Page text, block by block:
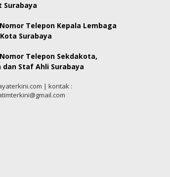
Surabaya
Telepon Kepala Lembaga
Surabaya
Telepon Sekdakota,
dan Staf Ahli Surabaya
| kontak :